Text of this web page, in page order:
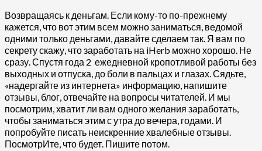
Возвращаясь к деньгам. Если кому-то по-прежнему
кажется, что вот этим всем можно заниматься, ведомой
одними только деньгами, давайте сделаем так. Я вам по
секрету скажу, что заработать на iHerb можно хорошо. Не
сразу. Спустя года 2 ежедневной кропотливой работы без
выходных и отпуска, до боли в пальцах и глазах. Сядьте,
«надергайте из интернета» информацию, напишите
отзывы, блог, отвечайте на вопросы читателей. И мы
посмотрим, хватит ли вам одного желания заработать,
чтобы заниматься этим с утра до вечера, годами. И
попробуйте писать неискренние хвалебные отзывы.
ПосмотрИте, что будет. Пишите потом.